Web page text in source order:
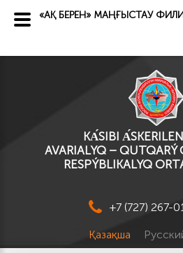
KА́SІBI
AVARIALYQ – QUTQARÝ
RESPÝBLIKALYQ
+7 (727) 267-
Қазақша
«АҚ БЕРЕН» МАҢҒЫСТАУ